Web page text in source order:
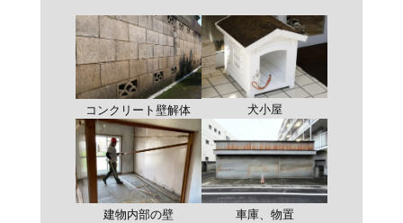
コンクリート壁解体 犬小屋
建物内部の壁 車庫、物置